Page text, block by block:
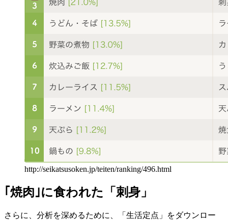
http://seikatsusoken.jp/teiten/ranking/496.html
｢焼肉｣に食われた「刺身」
さらに、分析を深めるために、「生活定点」をダウンロー